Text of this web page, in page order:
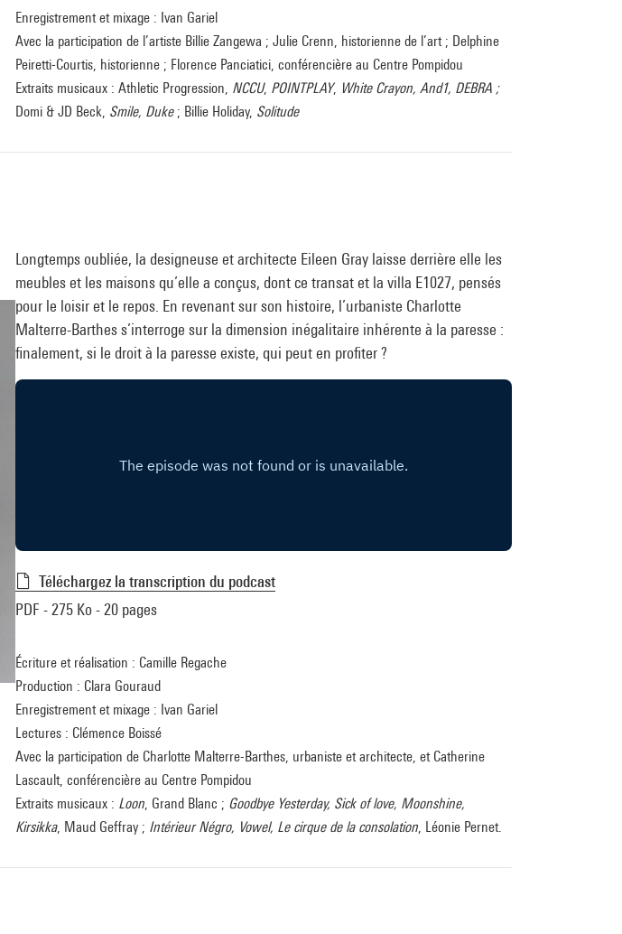
Enregistrement et mixage : Ivan Gariel
Avec la participation de l’artiste Billie Zangewa ; Julie Crenn, historienne de l’art ; Delphine
Peiretti-Courtis, historienne ; Florence Panciatici, conférencière au Centre Pompidou
Extraits musicaux : Athletic Progression, NCCU, POINTPLAY, White Crayon, And1, DEBRA ;
Domi & JD Beck, Smile, Duke ; Billie Holiday, Solitude
Longtemps oubliée, la designeuse et architecte Eileen Gray laisse derrière elle les
meubles et les maisons qu’elle a conçus, dont ce transat et la villa E1027, pensés
pour le loisir et le repos. En revenant sur son histoire, l’urbaniste Charlotte
Malterre-Barthes s’interroge sur la dimension inégalitaire inhérente à la paresse :
finalement, si le droit à la paresse existe, qui peut en profiter ?
Téléchargez la transcription du podcast
PDF - 275 Ko - 20 pages
Écriture et réalisation : Camille Regache
Production : Clara Gouraud
Enregistrement et mixage : Ivan Gariel
Lectures : Clémence Boissé
Avec la participation de Charlotte Malterre-Barthes, urbaniste et architecte, et Catherine
Lascault, conférencière au Centre Pompidou
Extraits musicaux : Loon , Grand Blanc ; Goodbye Yesterday, Sick of love, Moonshine,
Kirsikka, Maud Geffray ; Intérieur Négro, Vowel, Le cirque de la consolation , Léonie Pernet.